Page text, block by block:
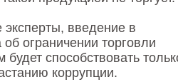
эксперты, введение в
об ограничении торговли
способствовать
коррупции.